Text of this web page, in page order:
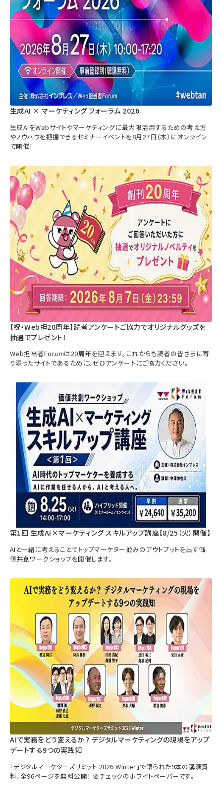
生成AI × マーケティング フォーラム 2026
生成AIをWebサイトやマーケティングに最大限活用するための考え方
やノウハウを把握できるセミナーイベントを8月27日（木）にオンライン
で開催！
【祝・Web担20周年】読者アンケートご協力でオリジナルグッズを
抽選でプレゼント！
Web担当者Forumは20周年を迎えます。これからも読者の皆さまに寄
り添ったサイトであるために、ぜひアンケートにご協力ください。
第1回 生成AI×マーケティング スキルアップ講座【8/25（火）開催】
AIと一緒に考えることでトップマーケター並みのアウトプットを出す価
値共創ワークショップを開催します。
AIで実務をどう変えるか？ デジタルマーケティングの現場をアップ
デートする9つの実践知
「デジタルマーケターズサミット 2026 Winter」で語られた9本の講演資
料、全96ページを無料公開！ 要チェックのホワイトペーパーです。